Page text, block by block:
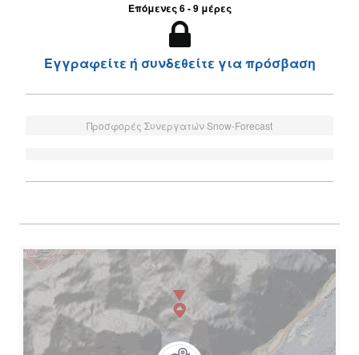
Επόμενες 6 - 9 μέρες
Εγγραφείτε ή συνδεθείτε για πρόσβαση
Προσφορές Συνεργατών Snow-Forecast